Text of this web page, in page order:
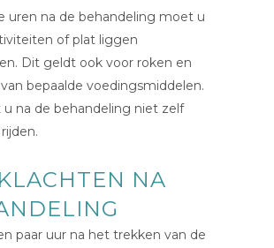
uren na de behandeling moet u
of plat liggen
Dit geldt ook voor roken en
bepaalde voedingsmiddelen.
u na de behandeling niet zelf
NA
paar uur na het trekken van de